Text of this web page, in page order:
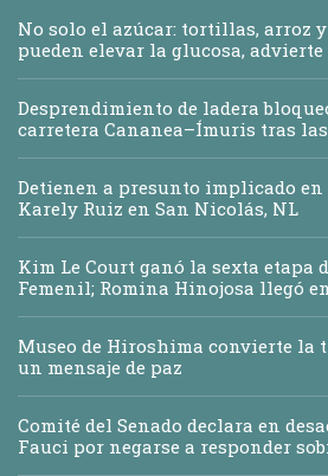
No solo el azúcar: tortillas, arroz
pueden elevar la glucosa,
Desprendimiento de ladera
carretera Cananea–Ímuris tras
Detienen a presunto implicado en
Karely Ruiz en San Nicolás, NL
Kim Le Court ganó la sexta etapa
Femenil; Romina Hinojosa llegó
Museo de Hiroshima convierte la
un mensaje de paz
Comité del Senado declara en
Fauci por negarse a responder